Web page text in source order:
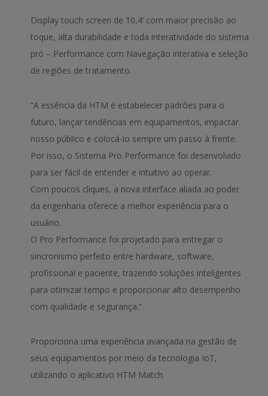
Display touch screen de 10,4’ com maior precisão ao
toque, alta durabilidade e toda interatividade do sistema
pró – Performance com Navegação interativa e seleção
de regiões de tratamento.
“A essência da HTM é estabelecer padrões para o
futuro, lançar tendências em equipamentos, impactar
nosso público e colocá-lo sempre um passo à frente.
Por isso, o Sistema Pro Performance foi desenvolvido
para ser fácil de entender e intuitivo ao operar.
Com poucos cliques, a nova interface aliada ao poder
da engenharia oferece a melhor experiência para o
usuário.
O Pro Performance foi projetado para entregar o
sincronismo perfeito entre hardware, software,
profissional e paciente, trazendo soluções inteligentes
para otimizar tempo e proporcionar alto desempenho
com qualidade e segurança.”
Proporciona uma experiência avançada na gestão de
seus equipamentos por meio da tecnologia IoT,
utilizando o aplicativo HTM Match.